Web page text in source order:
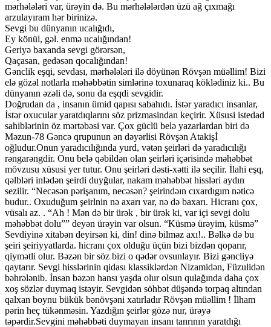
mərhələləri var, ürəyin də. Bu mərhələlərdən üzü ağ çıxmağı
arzulayıram hər birinizə.
Sevgi bu dünyanın ucalığıdı,
Ey könül, gəl. enmə ucalığından!
Geriyə baxanda sevgi görərsən,
Qaçasan, gedəsən qocalığından!
Gənclik eşqi, sevdası, mərhələləri ilə döyünən Rövşən müəllim! Bizi
elə gözəl notlarla məhəbbətin simlərinə toxunaraq köklədiniz ki.. Bu
dünyanın əzəli də, sonu da eşqdi sevgidir.
Doğrudan da , insanın ümid qapısı sabahıdı. İstər yaradıcı insanlar,
İstər oxucular yaratdıqlarını söz prizmasindan keçirir. Xüsusi istedad
sahiblərinin öz mərtəbəsi var. Çox güclü belə yazarlardan biri də
Məzun-78 Gəncə qrupunun ən dəyərlisi Rövşən Atakişİ
oğludur.Onun yaradıcılığında yurd, vətən şeirləri də yaradıcılığı
rəngarəngdir. Onu belə qəbildən olan şeirləri içərisində məhəbbət
mövzusu xüsusi yer tutur. Onu şeirləri dəsti-xətti ilə seçilir. İlahi eşq,
qəlbləri inlədən şeirdi duyğular, nakam məhəbbət hissləri aydın
sezilir. “Necəsən pərişanım, necəsən? şeirindəın cıxardıgım nəticə
budur.. Oxuduğum şeirlnin nə axarı var, nə də baxarı. Hicranı çox,
vüsalı az. . “Ah ! Mən də bir ürək , bir ürək ki, var içi sevgi dolu
məhəbbət dolu”” deyən ürəyin var olsun. “Küsmə ürəyim, küsmə”
Sevdiyinə xitabən deyirsən ki, din! dinə bilməz axı!.. Bəlkə də bu
şeiri şeiriyyatlarda. hicranı çox olduğu üçün bizi bizdən qoparır,
qiymətli olur. Bəzən bir söz bizi o qədər ovsunlayır. Bizi gəncliyə
qaytarır. Sevgi hisslərinin qidası klassiklərdən Nizamidən, Füzulidən
bəhrələnib. İnsan bəzən hansı yaşda olur olsun qulağında daha çox
xoş sözlər duymaq istəyir. Sevgidən söhbət düşəndə torpaq altından
qalxan boynu bükük bənövşəni xatırladır Rövşən müəllim ! İlham
pərin heç tükənməsin. Yazdığın şeirlər gözə nur, ürəyə
təpərdir.Sevgini məhəbbəti duymayan insanı tanrının yaratdığı